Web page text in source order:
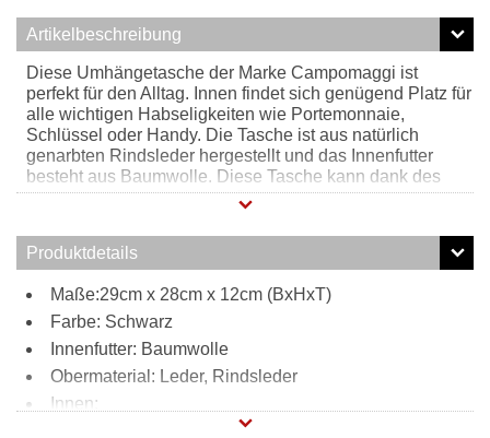
Artikelbeschreibung
Diese Umhängetasche der Marke Campomaggi ist
perfekt für den Alltag. Innen findet sich genügend Platz für
alle wichtigen Habseligkeiten wie Portemonnaie,
Schlüssel oder Handy. Die Tasche ist aus natürlich
genarbten Rindsleder hergestellt und das Innenfutter
besteht aus Baumwolle. Diese Tasche kann dank des
verstell-und abnehmbaren Schultergurts ganz bequem
werden.
Produktdetails
Maße:29cm x 28cm x 12cm (BxHxT)
Farbe: Schwarz
Innenfutter: Baumwolle
Obermaterial: Leder, Rindsleder
Innen:
1 Reißverschlussfach